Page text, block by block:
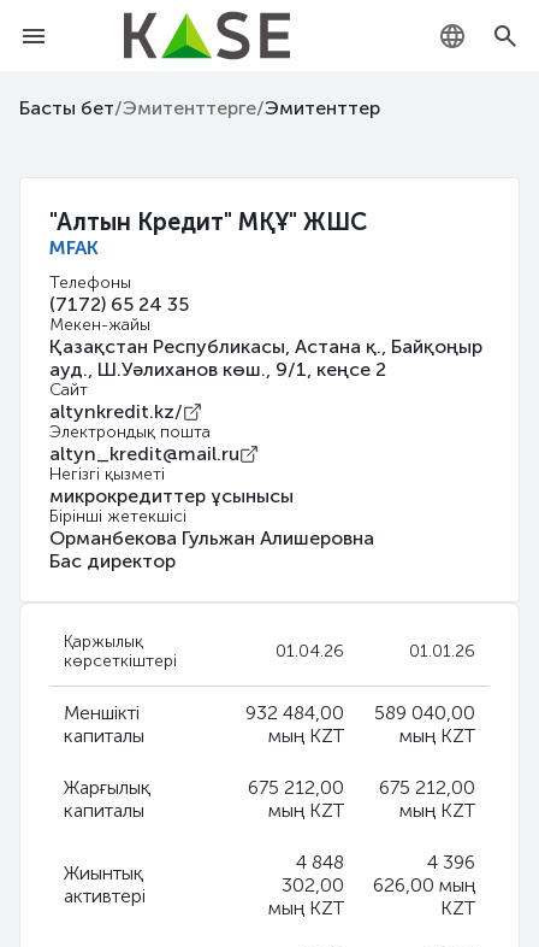
Басты бет/Эмитенттерге/Эмитенттер
"Алтын Кредит" МҚҰ" ЖШС
MFAK
Телефоны
(7172) 65 24 35
Мекен-жайы
Қазақстан Республикасы, Астана қ., Байқоңыр
ауд., Ш.Уәлиханов көш., 9/1, кеңсе 2
Сайт
altynkredit.kz/
Электрондық пошта
altyn_kredit@mail.ru
Негізгі қызметі
микрокредиттер ұсынысы
Бірінші жетекшісі
Орманбекова Гульжан Алишеровна
Бас директор
Қаржылық
көрсеткіштері
01.04.26 01.01.26
Меншікті
капиталы
932 484,00
мың KZT
589 040,00
мың KZT
Жарғылық
капиталы
675 212,00
мың KZT
675 212,00
мың KZT
Жиынтық
активтері
4 848
302,00
мың KZT
4 396
626,00 мың
KZT